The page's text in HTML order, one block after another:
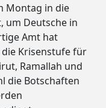
Montag in die
um Deutsche in
Amt hat
Krisenstufe für
Ramallah und
die Botschaften